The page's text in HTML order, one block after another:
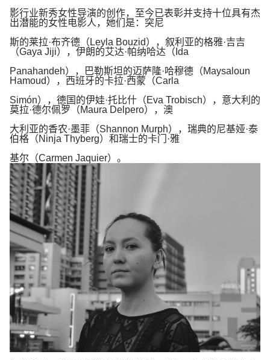
影行业新秀女性导演的创作，至今已表彰并支持十位具有杰
出潜能的女性电影人，她们是：突尼
斯的莱拉·布齐德（ Leyla Bouzid），叙利亚的格雅·吉吉
（Gaya Jiji），伊朗的艾达·帕纳哈达（ Ida
Panahandeh），巴勒斯坦的迈萨隆·哈穆德（Maysaloun
Hamoud），西班牙的卡拉·西蒙（Carla
Simón），德国的伊娃·托比什（Eva Trobisch），意大利的
莫拉·德尔佩罗（Maura Delpero），澳
大利亚的香农·墨菲（Shannon Murph），瑞典的尼基娅·泰
伯格（Ninja Thyberg）和瑞士的卡门 ·雅
基尔（Carmen Jaquier）。